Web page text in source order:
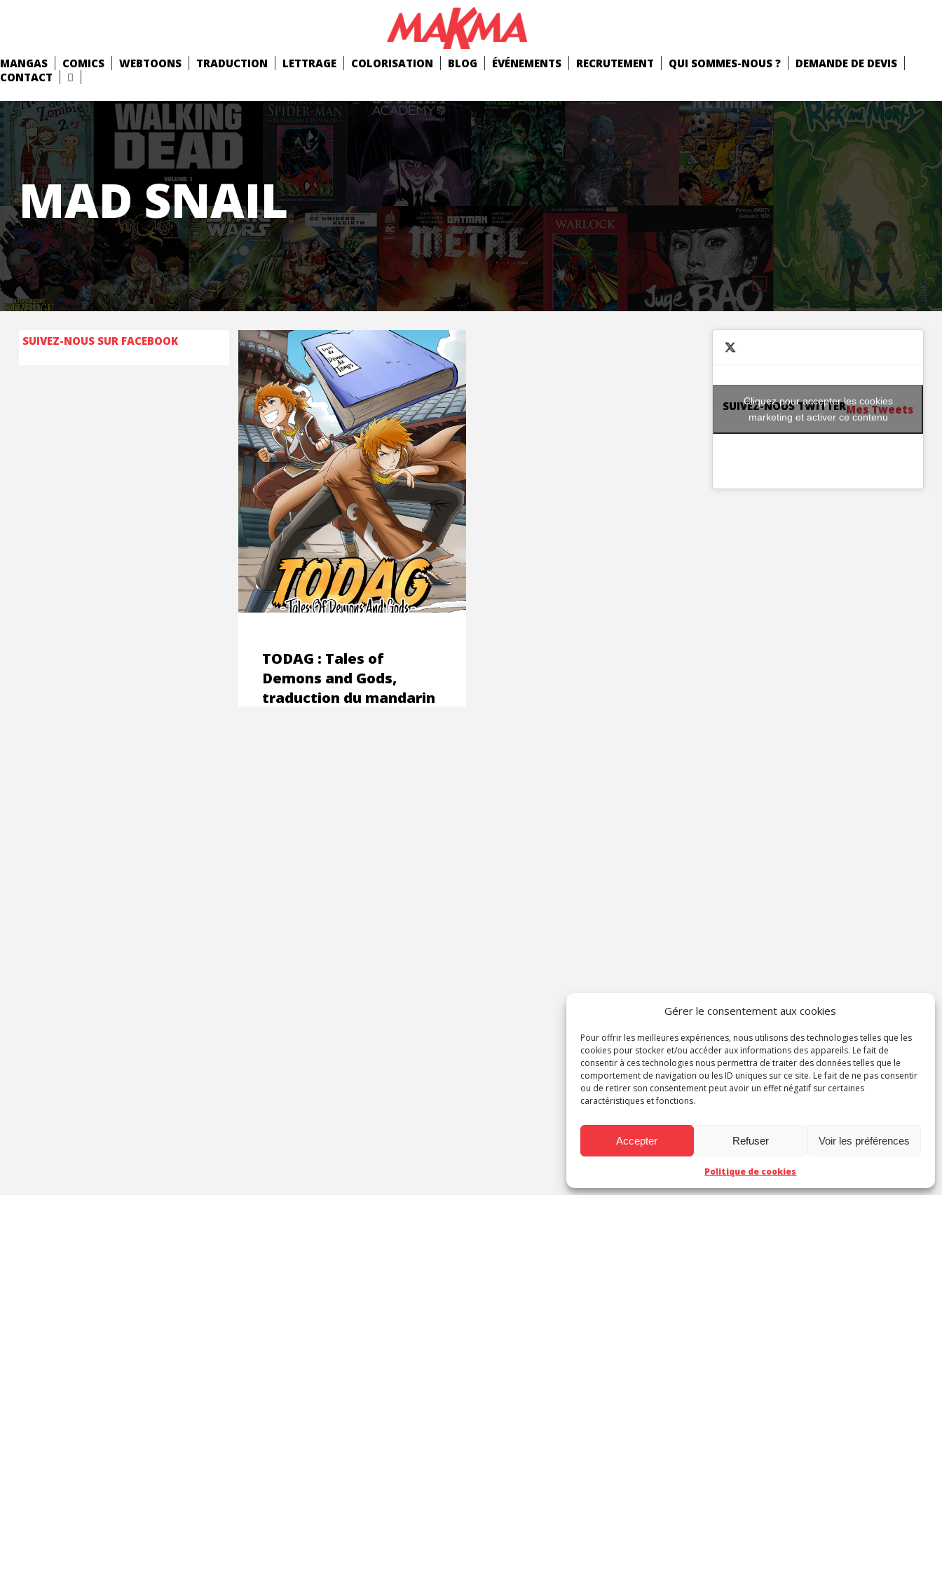
Gérer le consentement aux cookies
Pour offrir les meilleures expériences, nous utilisons des technologies telles que les
cookies pour stocker et/ou accéder aux informations des appareils. Le fait de
consentir à ces technologies nous permettra de traiter des données telles que le
comportement de navigation ou les ID uniques sur ce site. Le fait de ne pas consentir
ou de retirer son consentement peut avoir un effet négatif sur certaines
caractéristiques et fonctions.
Accepter Refuser Voir les préférences
Politique de cookies
MANGAS COMICS WEBTOONS TRADUCTION LETTRAGE COLORISATION BLOG ÉVÉNEMENTS RECRUTEMENT QUI SOMMES-NOUS ?
DEMANDE DE DEVIS
CONTACT
MAD SNAIL
SUIVEZ-NOUS SUR FACEBOOK
TODAG : Tales of
Demons and Gods,
traduction du mandarin
SUIVEZ-NOUS TWITTERMes Tweets
Cliquez pour accepter les cookies
marketing et activer ce contenu